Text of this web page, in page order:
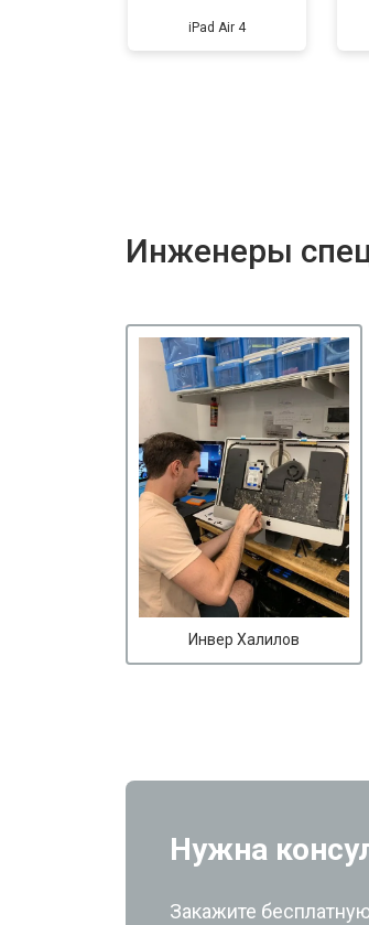
iPad Air 4
Инженеры
Инвер Халилов
Нужна
Закажите